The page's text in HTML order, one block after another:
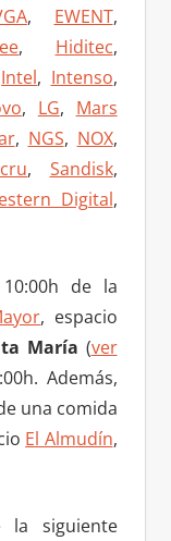
, EWENT,
, Hiditec,
Intel, Intenso,
, LG, Mars
, NGS, NOX,
, Sandisk,
Digital,
de la
, espacio
María (ver
Además,
una comida
El Almudín,
la siguiente